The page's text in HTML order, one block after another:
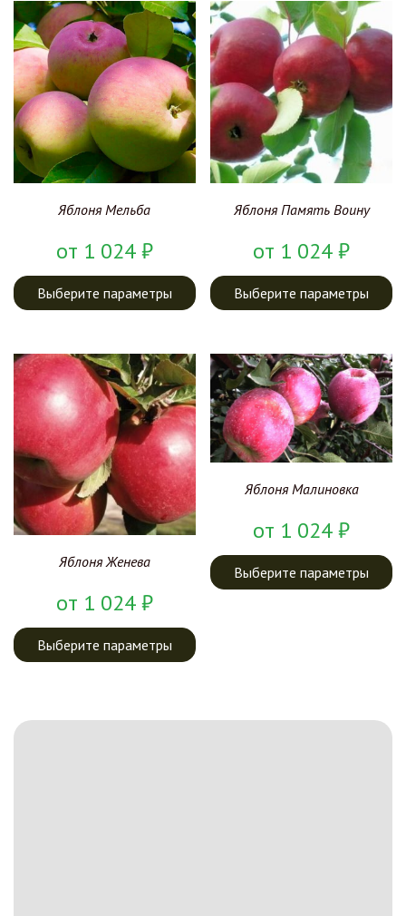
Яблоня Мельба
от 1 024₽
Выберите параметры
Яблоня Память Воину
от 1 024₽
Выберите параметры
Яблоня Женева
от 1 024₽
Выберите параметры
Яблоня Малиновка
от 1 024₽
Выберите параметры